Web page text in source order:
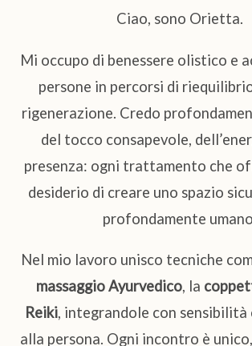
Ciao, sono Orietta.
Mi occupo di benessere olistico e
persone in percorsi di
rigenerazione. Credo
del tocco consapevole,
presenza: ogni trattamento che
desiderio di creare uno spazio
profondamente
Nel mio lavoro unisco tecniche
massaggio Ayurvedico, la
Reiki, integrandole con
alla persona. Ogni incontro è